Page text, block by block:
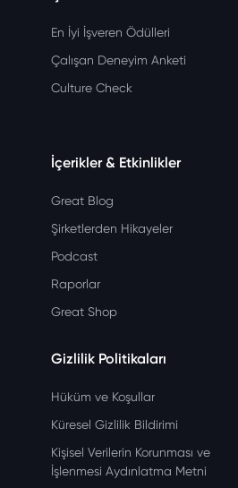
En İyi İşveren Ödülleri
Çalışan Deneyim Anketi
Culture Check
İçerikler & Etkinlikler
Great Blog
Şirketlerden Hikayeler
Podcast
Raporlar
Great Shop
Gizlilik Politikaları
Hüküm ve Koşullar
Küresel Gizlilik Bildirimi
Kişisel Verilerin Korunması ve
İşlenmesi Aydınlatma Metni